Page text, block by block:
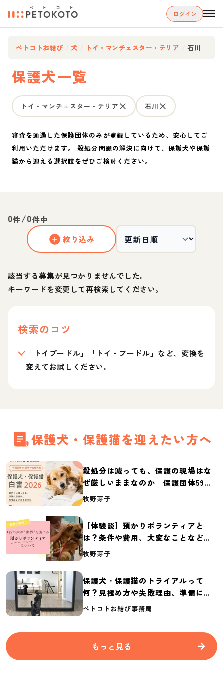
ログイン
ペトコトお結び 犬 トイ・マンチェスター・テリア 石川
保護犬一覧
トイ・マンチェスター・テリア 石川
審査を通過した保護団体のみが登録しているため、安心してご
利用いただけます。 殺処分問題の解決に向けて、保護犬や保護
猫から迎える選択肢をぜひご検討ください。
0件/0件中
絞り込み
該当する募集が見つかりませんでした。
キーワードを変更して再検索してください。
検索のコツ
「トイプードル」「トイ・プードル」など、変換を
変えてお試しください。
保護犬・保護猫を迎えたい方へ
殺処分は減っても、保護の現場はな
ぜ厳しいままなのか｜保護団体59団
体の実態調査【保護犬・保護猫白書
牧野芽子
【体験談】預かりボランティアと
は？条件や費用、大変なことなど紹
介
牧野芽子
保護犬・保護猫のトライアルって
何？見極め方や失敗理由、準備に必
要なものを紹介
ペトコトお結び事務局
もっと見る